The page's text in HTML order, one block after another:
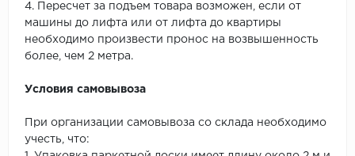
4. Пересчет за подъем товара возможен, если от
машины до лифта или от лифта до квартиры
необходимо произвести пронос на возвышенность
более, чем 2 метра.
Условия самовывоза
При организации самовывоза со склада необходимо
учесть, что: